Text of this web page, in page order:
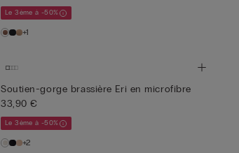
Le 3ème à -50%
+1
Soutien-gorge brassière Eri en microfibre
33,90 €
Le 3ème à -50%
+2